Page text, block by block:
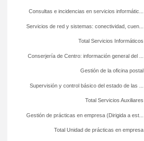
Total Unidad de prácticas en empresa
Gestión de prácticas en empresa (Dirigida a est...
Total Servicios Auxiliares
Supervisión y control básico del estado de las ...
Gestión de la oficina postal
Conserjería de Centro: información general del ...
Total Servicios Informáticos
Servicios de red y sistemas: conectividad, cuen...
Consultas e incidencias en servicios informátic...